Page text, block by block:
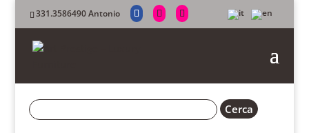
331.3586490 Antonio